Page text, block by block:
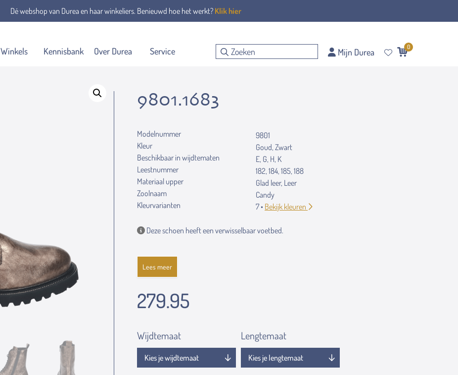
Dé webshop van Durea en haar winkeliers. Benieuwd hoe het werkt? Klik hier
Winkels Kennisbank Over Durea Service Mijn Durea 0
9801.1683
Modelnummer
9801
Kleur
Goud, Zwart
Beschikbaar in wijdtematen
E, G, H, K
Leestnummer
182, 184, 185, 188
Materiaal upper
Glad leer, Leer
Zoolnaam
Candy
Kleurvarianten
7 • Bekijk kleuren
Deze schoen heeft een verwisselbaar voetbed.
Lees meer
279.95
Wijdtemaat Lengtemaat